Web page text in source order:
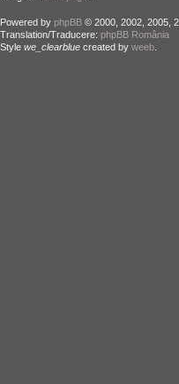
Powered by phpBB © 2000, 2002, 2005,
Translation/Traducere: phpBB România
Style we_clearblue created by weeb